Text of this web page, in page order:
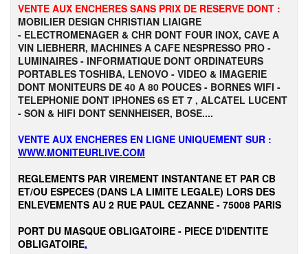
VENTE AUX ENCHERES SANS PRIX DE RESERVE DONT :
MOBILIER DESIGN CHRISTIAN LIAIGRE
- ELECTROMENAGER & CHR DONT FOUR INOX, CAVE A
VIN LIEBHERR, MACHINES A CAFE NESPRESSO PRO -
LUMINAIRES - INFORMATIQUE DONT ORDINATEURS
PORTABLES TOSHIBA, LENOVO - VIDEO & IMAGERIE
DONT MONITEURS DE 40 A 80 POUCES - BORNES WIFI -
TELEPHONIE DONT IPHONES 6S ET 7 , ALCATEL LUCENT
- SON & HIFI DONT SENNHEISER, BOSE....
VENTE AUX ENCHERES EN LIGNE UNIQUEMENT SUR :
WWW.MONITEURLIVE.COM
REGLEMENTS PAR VIREMENT INSTANTANE ET PAR CB
ET/OU ESPECES (DANS LA LIMITE LEGALE) LORS DES
ENLEVEMENTS AU 2 RUE PAUL CEZANNE - 75008 PARIS
PORT DU MASQUE OBLIGATOIRE - PIECE D'IDENTITE
OBLIGATOIRE.